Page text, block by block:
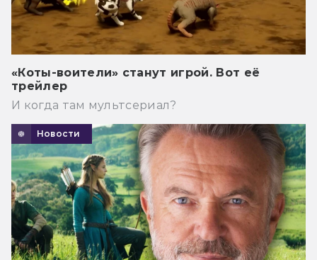
«Коты-воители» станут игрой. Вот её
трейлер
И когда там мультсериал?
Новости